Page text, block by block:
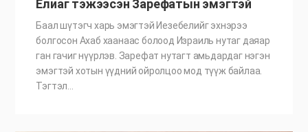
Елиаг тэжээсэн Зарефатын эмэгтэй
Баал шүтэгч харь эмэгтэй Иезебелийг эхнэрээ
болгосон Ахаб хаанаас болоод Израиль нутаг даяар
ган гачиг нүүрлэв. Зарефат нутагт амьдардаг нэгэн
эмэгтэй хотын үүдний ойролцоо мод түүж байлаа.
Тэгтэл…